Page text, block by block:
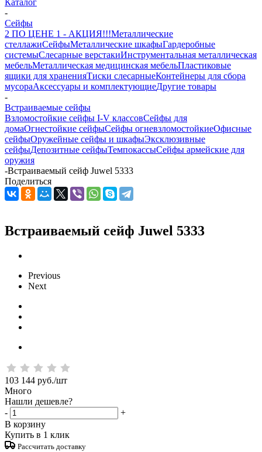
Каталог
-
Сейфы
2 ПО ЦЕНЕ 1 - АКЦИЯ!!!Металлические
стеллажиСейфыМеталлические шкафыГардеробные
системыСлесарные верстакиИнструментальная металлическая
мебельМеталлическая медицинская мебельПластиковые
ящики для храненияТиски слесарныеКонтейнеры для сбора
мусораАксессуары и комплектующиеДругие товары
-
Встраиваемые сейфы
Взломостойкие сейфы I-V классовСейфы для
домаОгнестойкие сейфыСейфы огневзломостойкиеОфисные
сейфыОружейные сейфы и шкафыЭксклюзивные
сейфыДепозитные сейфыТемпокассыСейфы армейские для
оружия
-Встраиваемый сейф Juwel 5333
Поделиться
Встраиваемый сейф Juwel 5333
Previous
Next
103 144 руб./шт
Много
Нашли дешевле?
-
+
В корзину
Купить в 1 клик
Рассчитать доставку